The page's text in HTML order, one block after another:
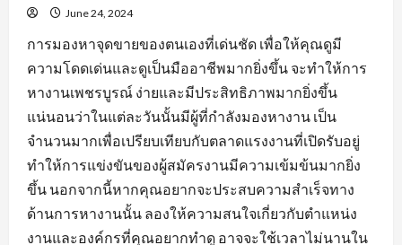
June 24, 2024
การมองหาจุดขายของตนเองที่เด่นชัด เพื่อให้คุณดูมี
ความโดดเด่นและดูเป็นมืออาชีพมากยิ่งขึ้น จะทำให้การ
หางานเพชรบูรณ์ ง่ายและมีประสิทธิภาพมากยิ่งขึ้น
แน่นอนว่าในแต่ละวันนั้นมีผู้ที่กำลังมองหางาน เป็น
จำนวนมากเพื่อเปรียบเทียบกับตลาดแรงงานที่เปิดรับอยู่
ทำให้การแข่งขันของผู้สมัครงานมีความเข้มข้นมากยิ่ง
ขึ้น นอกจากนี้หากคุณอยากจะประสบความสำเร็จทาง
ด้านการหางานนั้น ลองให้ความสนใจเกี่ยวกับตำแหน่ง
งานและองค์กรที่คุณอยากทำดู อาจจะใช้เวลาไม่นานใน